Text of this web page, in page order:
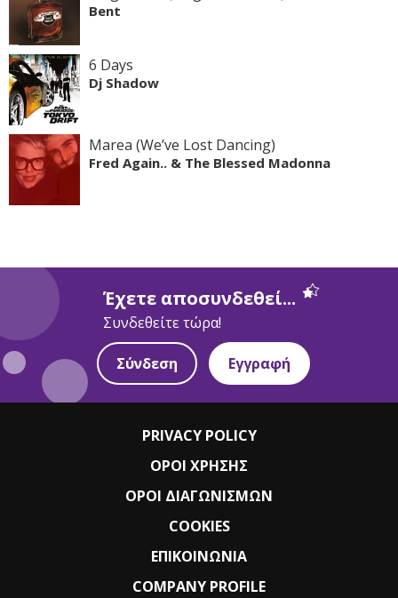
Bent
6 Days
Dj Shadow
Marea (We’ve Lost Dancing)
Fred Again.. & The Blessed Madonna
Έχετε αποσυνδεθεί...
Συνδεθείτε τώρα!
Σύνδεση Εγγραφή
PRIVACY POLICY
ΟΡΟΙ ΧΡΗΣΗΣ
ΟΡΟΙ ΔΙΑΓΩΝΙΣΜΩΝ
COOKIES
ΕΠΙΚΟΙΝΩΝΙΑ
COMPANY PROFILE